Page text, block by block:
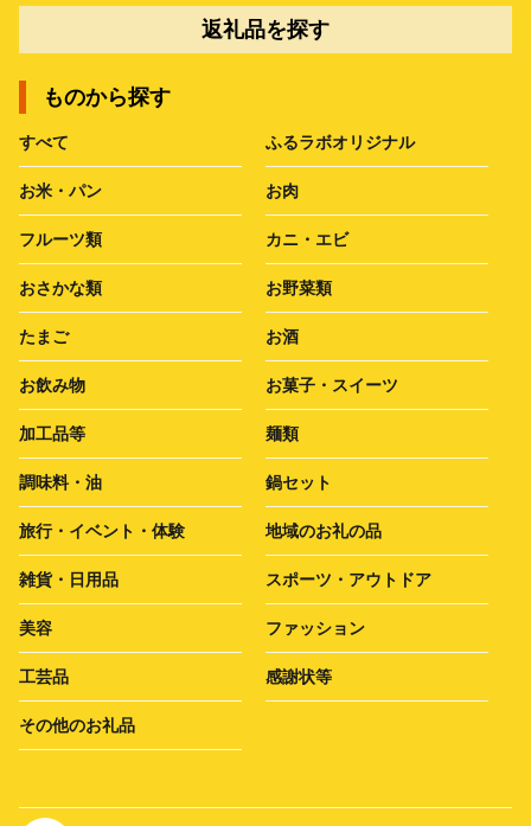
返礼品を探す
ものから探す
すべて ふるラボオリジナル
お米・パン お肉
フルーツ類 カニ・エビ
おさかな類 お野菜類
たまご お酒
お飲み物 お菓子・スイーツ
加工品等 麺類
調味料・油 鍋セット
旅行・イベント・体験 地域のお礼の品
雑貨・日用品 スポーツ・アウトドア
美容 ファッション
工芸品 感謝状等
その他のお礼品